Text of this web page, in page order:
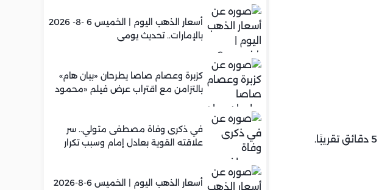
أسعار الذهب اليوم | الخميس 6 -8- 2026
بالإمارات.. تحديث يومي
كزبرة وعصام صاصا يطرحان «بيان هام»
بالتزامن مع اقتراب عرض فيلم «محمود
في ذكرى وفاة مصطفى متولي.. سر
علاقته القوية بعادل إمام وسبب تكرار
أسعار الذهب اليوم | الخميس 6-8-2026